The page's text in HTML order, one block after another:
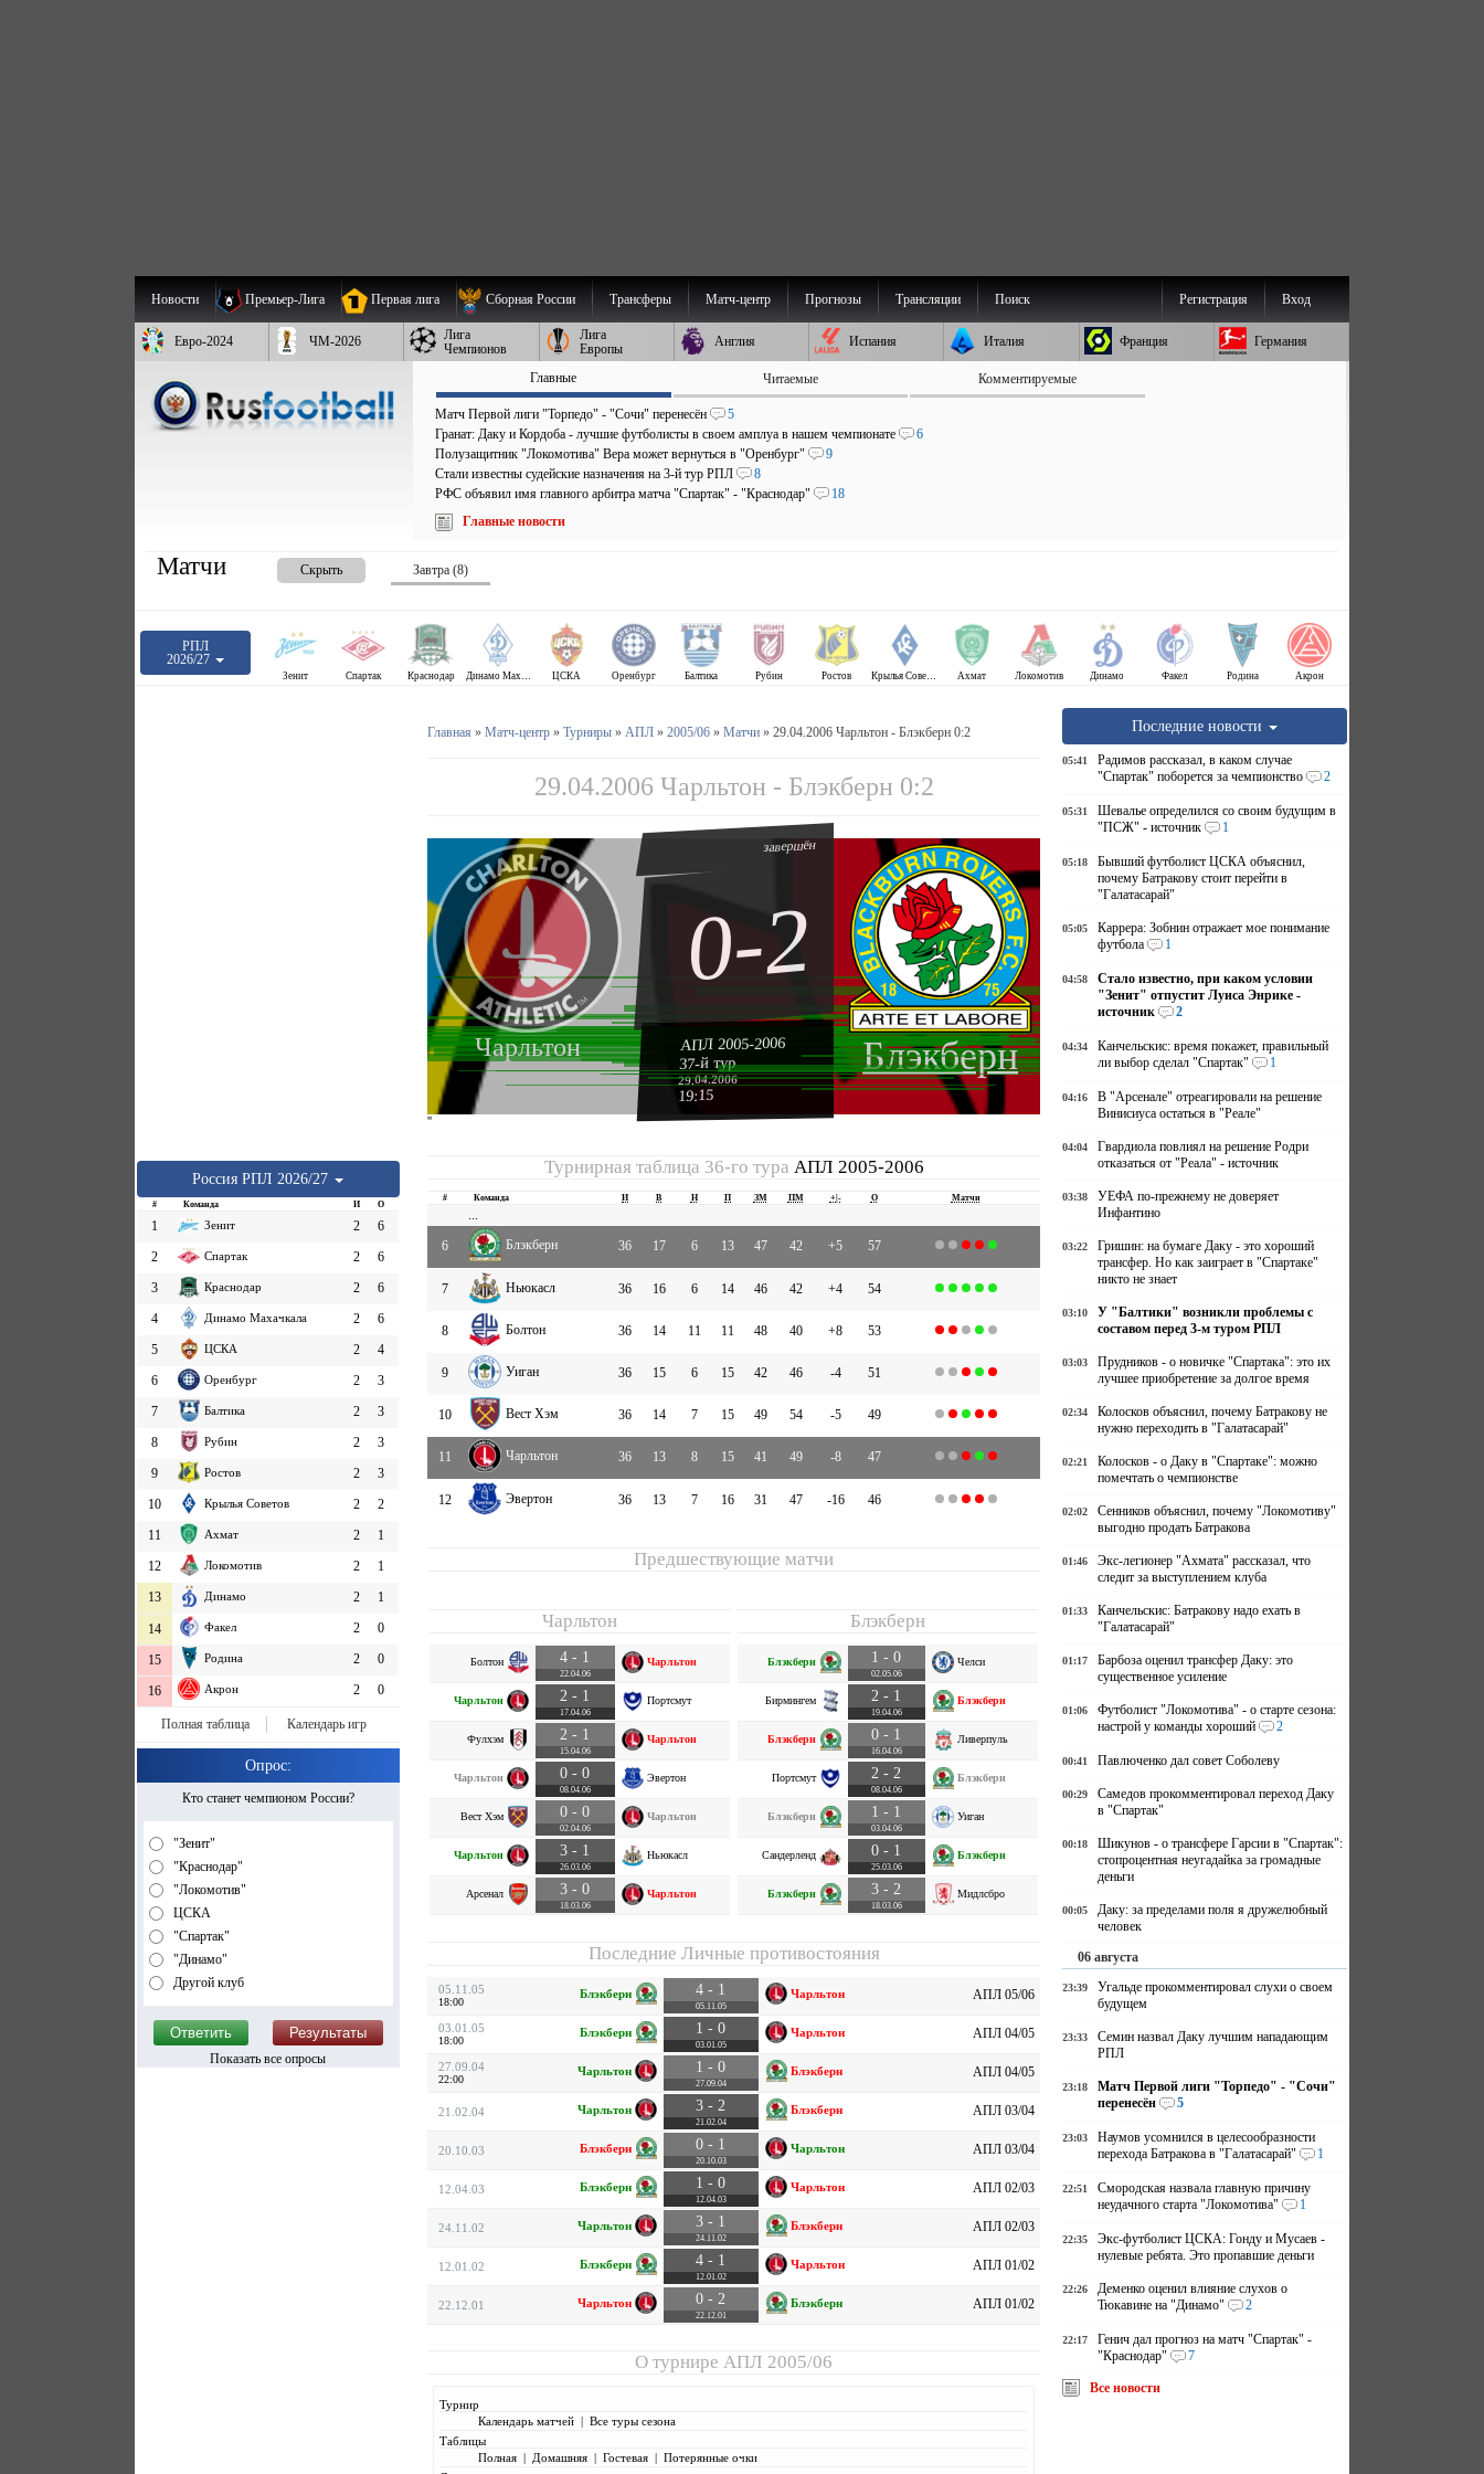
Новости Премьер-Лига Первая лига Сборная России Трансферы Матч-центр Прогнозы Трансляции Поиск Вход
Регистрация
Евро-2024 ЧМ-2026
Лига
Чемпионов
Лига
Европы
Англия Испания Италия Франция Германия
Главные Читаемые Комментируемые
Матч Первой лиги "Торпедо" - "Сочи" перенесён
5
Гранат: Даку и Кордоба - лучшие футболисты в своем амплуа в нашем чемпионате
6
Полузащитник "Локомотива" Вера может вернуться в "Оренбург"
9
Стали известны судейские назначения на 3-й тур РПЛ
8
РФС объявил имя главного арбитра матча "Спартак" - "Краснодар"
18
Главные новости
Матчи Скрыть Завтра (8)
РПЛ
2026/27
Зенит Спартак Краснодар Динамо Махачкала ЦСКА Оренбург Балтика Рубин Ростов Крылья Советов Ахмат Локомотив Динамо Факел Родина Акрон
Россия РПЛ 2026/27
# Команда И О
1 Зенит 2
6
2
Спартак 2
6
3
Краснодар 2
6
4
Динамо Махачкала 2
6
5
ЦСКА 2
4
6
Оренбург 2
3
7
Балтика 2
3
8
Рубин 2
3
9
Ростов 2
3
10
Крылья Советов 2
2
11
Ахмат 2
1
12
Локомотив 2
1
13
Динамо 2 1
14 Факел 2 0
15 Родина 2 0
16 Акрон 2 0
Полная таблица Календарь игр
Опрос:
Кто станет чемпионом России?
"Зенит"
"Краснодар"
"Локомотив"
ЦСКА
"Спартак"
"Динамо"
Другой клуб
Показать все опросы
Главная » Матч-центр» Турниры» АПЛ» 2005/06» Матчи» 29.04.2006 Чарльтон - Блэкберн 0:2
29.04.2006 Чарльтон - Блэкберн 0:2
Чарльтон Блэкберн
завершён
0-2
АПЛ 2005-2006
37-й тур
29.04.2006
19:15
''
Турнирная таблица 36-го тура АПЛ 2005-2006
# Команда И В Н П ЗМ ПМ +|- О Матчи
...
6
Блэкберн 36 17 6 13 47 42 +5 57
7 Ньюкасл 36 16 6 14 46 42 +4 54
8 Болтон 36 14 11 11 48 40 +8 53
9 Уиган 36 15 6 15 42 46 -4 51
10 Вест Хэм 36 14 7 15 49 54 -5 49
11 Чарльтон 36 13 8 15 41 49 -8 47
12 Эвертон 36 13 7 16 31 47 -16 46
Предшествующие матчи
Чарльтон
Болтон 4 - 1
22.04.06
Чарльтон
Чарльтон 2 - 1
17.04.06
Портсмут
Фулхэм 2 - 1
15.04.06
Чарльтон
Чарльтон 0 - 0
08.04.06
Эвертон
Вест Хэм 0 - 0
02.04.06
Чарльтон
Чарльтон 3 - 1
26.03.06
Ньюкасл
Арсенал 3 - 0
18.03.06
Чарльтон
Блэкберн
Блэкберн 1 - 0
02.05.06
Челси
Бирмингем 2 - 1
19.04.06
Блэкберн
Блэкберн 0 - 1
16.04.06
Ливерпуль
Портсмут 2 - 2
08.04.06
Блэкберн
Блэкберн 1 - 1
03.04.06
Уиган
Сандерленд 0 - 1
25.03.06
Блэкберн
Блэкберн 3 - 2
18.03.06
Мидлсбро
Последние Личные противостояния
05.11.05
18:00
Блэкберн 4 - 1
05.11.05
Чарльтон АПЛ 05/06
03.01.05
18:00
Блэкберн 1 - 0
03.01.05
Чарльтон АПЛ 04/05
27.09.04
22:00
Чарльтон 1 - 0
27.09.04
Блэкберн АПЛ 04/05
21.02.04 Чарльтон 3 - 2
21.02.04
Блэкберн АПЛ 03/04
20.10.03 Блэкберн 0 - 1
20.10.03
Чарльтон АПЛ 03/04
12.04.03 Блэкберн 1 - 0
12.04.03
Чарльтон АПЛ 02/03
24.11.02 Чарльтон 3 - 1
24.11.02
Блэкберн АПЛ 02/03
12.01.02 Блэкберн 4 - 1
12.01.02
Чарльтон АПЛ 01/02
22.12.01 Чарльтон 0 - 2
22.12.01
Блэкберн АПЛ 01/02
О турнире АПЛ 2005/06
Турнир
Календарь матчей| Все туры сезона
Таблицы
Полная| Домашняя| Гостевая| Потерянные очки
Последние новости
05:41
Радимов рассказал, в каком случае
"Спартак" поборется за чемпионство
2
05:31
Шевалье определился со своим будущим в
"ПСЖ" - источник
1
05:18
Бывший футболист ЦСКА объяснил,
почему Батракову стоит перейти в
"Галатасарай"
05:05
Каррера: Зобнин отражает мое понимание
футбола
1
04:58
Стало известно, при каком условии
"Зенит" отпустит Луиса Энрике -
источник
2
04:34
Канчельскис: время покажет, правильный
ли выбор сделал "Спартак"
1
04:16
В "Арсенале" отреагировали на решение
Винисиуса остаться в "Реале"
04:04
Гвардиола повлиял на решение Родри
отказаться от "Реала" - источник
03:38
УЕФА по-прежнему не доверяет
Инфантино
03:22
Гришин: на бумаге Даку - это хороший
трансфер. Но как заиграет в "Спартаке"
никто не знает
03:10
У "Балтики" возникли проблемы с
составом перед 3-м туром РПЛ
03:03
Прудников - о новичке "Спартака": это их
лучшее приобретение за долгое время
02:34
Колосков объяснил, почему Батракову не
нужно переходить в "Галатасарай"
02:21
Колосков - о Даку в "Спартаке": можно
помечтать о чемпионстве
02:02
Сенников объяснил, почему "Локомотиву"
выгодно продать Батракова
01:46
Экс-легионер "Ахмата" рассказал, что
следит за выступлением клуба
01:33
Канчельскис: Батракову надо ехать в
"Галатасарай"
01:17
Барбоза оценил трансфер Даку: это
существенное усиление
01:06
Футболист "Локомотива" - о старте сезона:
настрой у команды хороший
2
00:41 Павлюченко дал совет Соболеву
00:29
Самедов прокомментировал переход Даку
в "Спартак"
00:18
Шикунов - о трансфере Гарсии в "Спартак":
стопроцентная неугадайка за громадные
деньги
00:05
Даку: за пределами поля я дружелюбный
человек
06 августа
23:39
Угальде прокомментировал слухи о своем
будущем
23:33
Семин назвал Даку лучшим нападающим
РПЛ
23:18
Матч Первой лиги "Торпедо" - "Сочи"
перенесён
5
23:03
Наумов усомнился в целесообразности
перехода Батракова в "Галатасарай"
1
22:51
Смородская назвала главную причину
неудачного старта "Локомотива"
1
22:35
Экс-футболист ЦСКА: Гонду и Мусаев -
нулевые ребята. Это пропавшие деньги
22:26
Деменко оценил влияние слухов о
Тюкавине на "Динамо"
2
22:17
Генич дал прогноз на матч "Спартак" -
"Краснодар"
7
Все новости